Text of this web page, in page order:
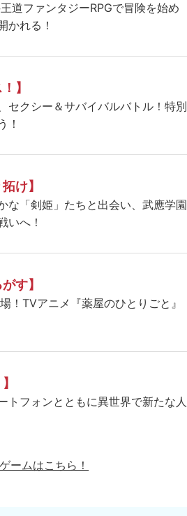
道ファンタジーRPGで冒険を始め
かれる！
】
セクシー＆サバイバルバトル！特別
！
け】
な「剣姫」たちと出会い、武應学園
いへ！
す】
！TVアニメ『薬屋のひとりごと』
トフォンとともに異世界で新たな人
ームはこちら！